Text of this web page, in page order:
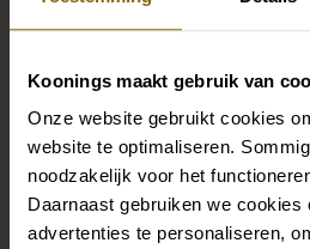
Koonings maakt gebruik van
Onze website gebruikt cookies
website te optimaliseren.
noodzakelijk voor het
Daarnaast gebruiken we cookies
advertenties te personaliseren,
maar ook kettingen,
precies bij je bruidsjurk passen
haarband of haarspeld voor je
bruidslook is pas af met
onze grote accessoire winkel